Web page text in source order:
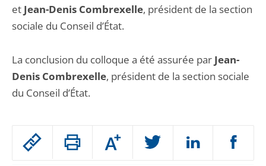
Passer
Augmenter
ou
et Jean-Denis Combrexelle, président de la section
sociale du Conseil d’État.
La conclusion du colloque a été assurée par Jean-
Denis Combrexelle, président de la section sociale
du Conseil d’État.